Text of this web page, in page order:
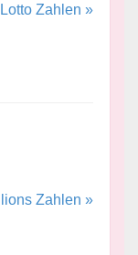
Lotto Zahlen »
Zahlen »